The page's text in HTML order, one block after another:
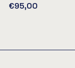
€95,00